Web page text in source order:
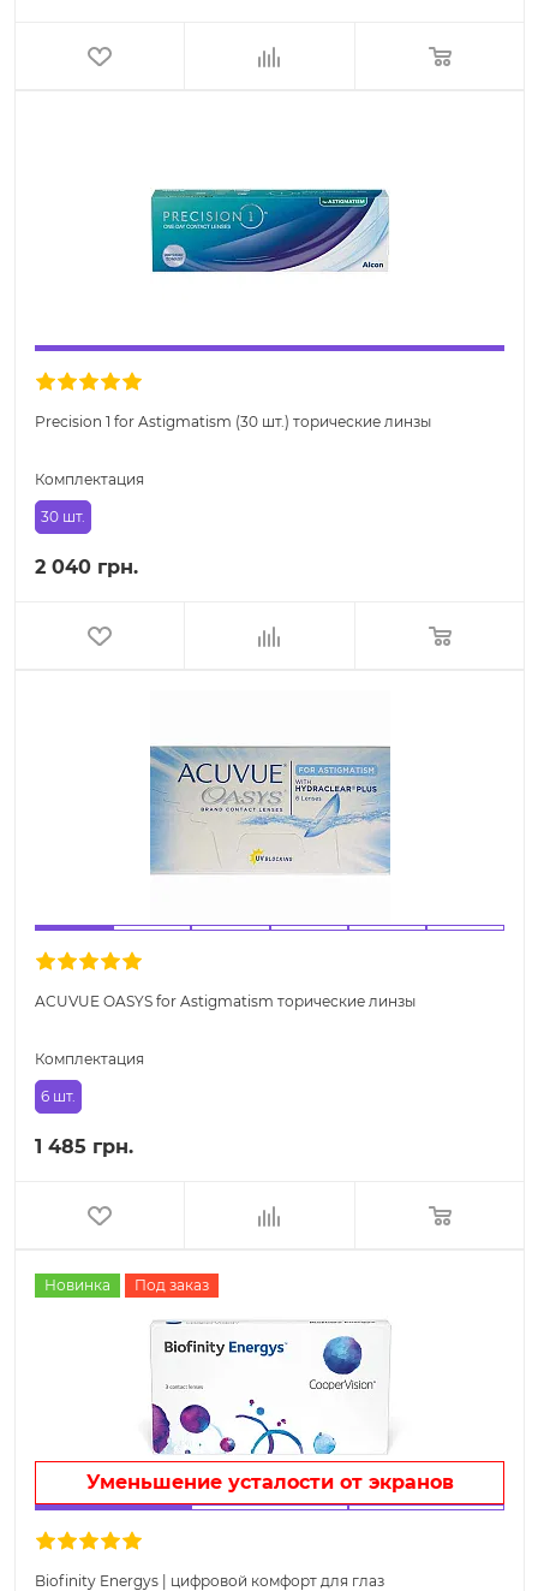
Precision 1 for Astigmatism (30 шт.) торические линзы
Комплектация
30 шт.
2 040 грн.
ACUVUE OASYS for Astigmatism торические линзы
Комплектация
6 шт.
1 485 грн.
Новинка Под заказ
Уменьшение усталости от экранов
Biofinity Energys | цифровой комфорт для глаз